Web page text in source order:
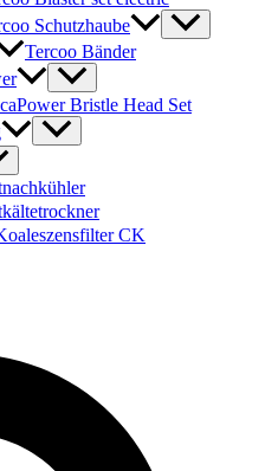
Schutzhaube
Tercoo Bänder
Bristle Head Set
CK